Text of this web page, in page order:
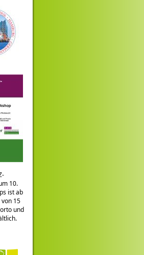
10.
ist ab
15
und